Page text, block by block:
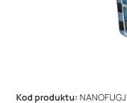
Kod produktu: NANOFUGJ